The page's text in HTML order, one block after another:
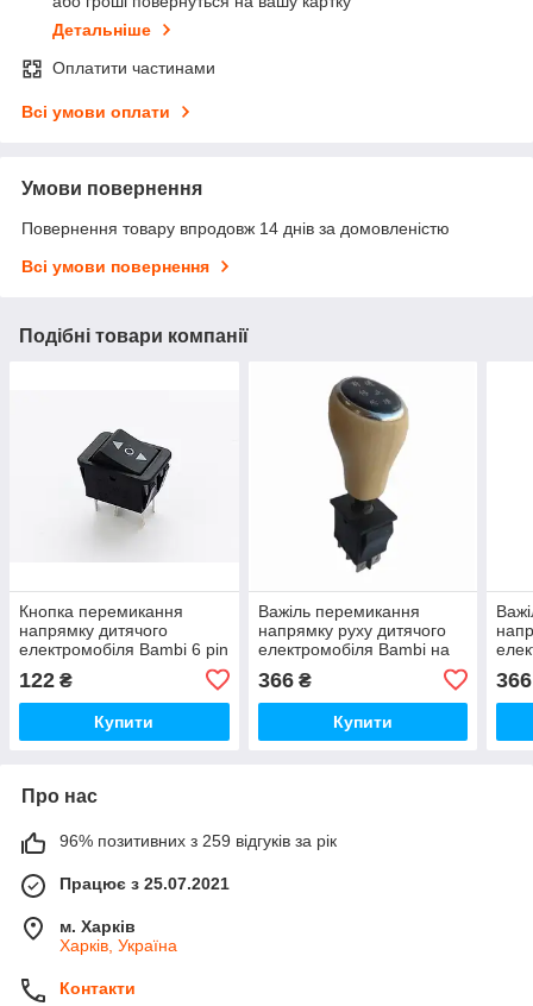
Детальніше
Оплатити частинами
Всі умови оплати
Умови повернення
Повернення товару впродовж 14 днів за домовленістю
Всі умови повернення
Подібні товари компанії
Кнопка перемикання
напрямку дитячого
електромобіля Bambi 6 pin
122 ₴
Купити
Важіль перемикання
напрямку руху дитячого
електромобіля Bambi на
366₴
Купити
366
Про нас
96% позитивних з 259 відгуків за рік
Працює з 25.07.2021
м. Харків
Харків, Україна
Контакти